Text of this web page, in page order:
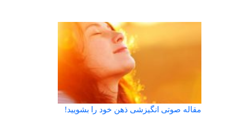
مقاله صوتی انگیزشی ذهن خود را بشویید!